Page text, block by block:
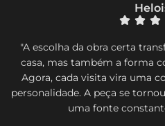
"A escolha da obra certa
casa, mas também a forma
Agora, cada visita vira uma
personalidade. A peça se
uma fonte